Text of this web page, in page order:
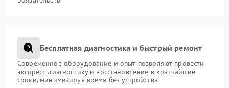
Бесплатная диагностика и быстрый ремонт
Современное оборудование и опыт позволяют провести
экспресс-диагностику и восстановление в кратчайшие
сроки, минимизируя время без устройства